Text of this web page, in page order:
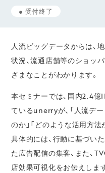
● 受付終了
人流ビッグデータからは、
状況、流通店舗等のショッ
ざまなことがわかります。
本セミナーでは、 国内2.4億
ているunerryが、「人流デ
のか」「どのような活用方法
具体的には、行動に基づい
た広告配信の集客、また、
店効果可視化をお伝えします